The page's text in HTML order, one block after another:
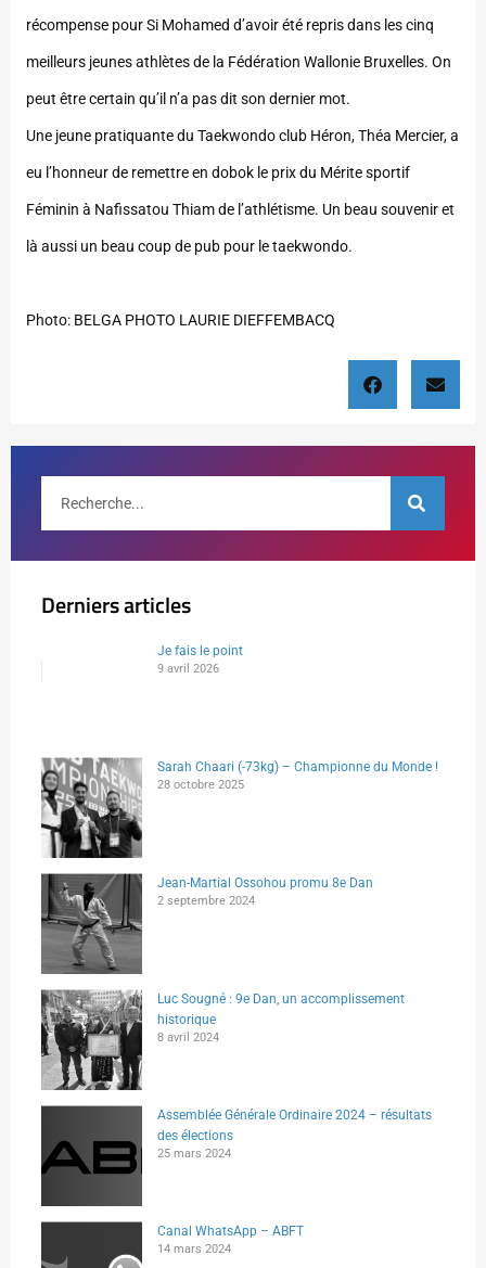
récompense pour Si Mohamed d’avoir été repris dans les cinq
meilleurs jeunes athlètes de la Fédération Wallonie Bruxelles. On
peut être certain qu’il n’a pas dit son dernier mot.
Une jeune pratiquante du Taekwondo club Héron, Théa Mercier, a
eu l’honneur de remettre en dobok le prix du Mérite sportif
Féminin à Nafissatou Thiam de l’athlétisme. Un beau souvenir et
là aussi un beau coup de pub pour le taekwondo.
Photo: BELGA PHOTO LAURIE DIEFFEMBACQ
Derniers articles
Je fais le point
9 avril 2026
Sarah Chaari (-73kg) – Championne du Monde !
28 octobre 2025
Jean-Martial Ossohou promu 8e Dan
2 septembre 2024
Luc Sougné : 9e Dan, un accomplissement
historique
8 avril 2024
Assemblée Générale Ordinaire 2024 – résultats
des élections
25 mars 2024
Canal WhatsApp – ABFT
14 mars 2024